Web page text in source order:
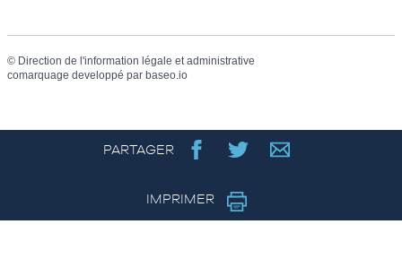
© Direction de l'information légale et administrative
comarquage developpé par baseo.io
PARTAGER
IMPRIMER